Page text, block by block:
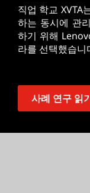
직업 학교 XVTA
하는 동시에 관
하기 위해
라를 선택했습니
사례 연구 읽